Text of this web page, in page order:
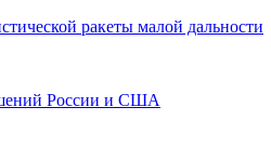
ракеты малой дальности
России и США